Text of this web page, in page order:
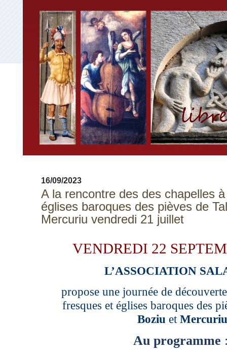
16/09/2023
A la rencontre des des chapelles
églises baroques des pièves de
Mercuriu vendredi 21 juillet
VENDREDI 22
L’ASSOCIATION
propose une journée de
fresques et églises baroques des
Boziu et Mercuriu
Au programme